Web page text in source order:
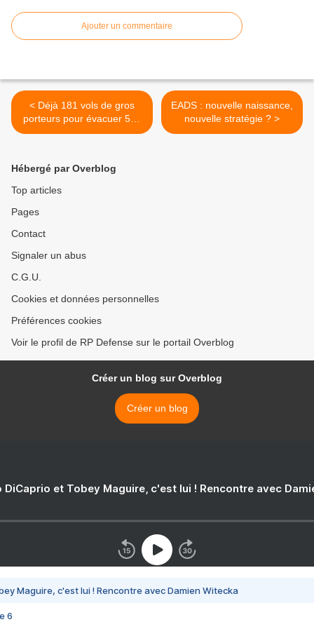
Ajouter un commentaire
< Déjà 181 vols de gros
porteurs pour évacuer 560
véhicules et 490 containers
EADS : nouvelle naissance,
nouvelle stratégie ? >
Hébergé par Overblog
Top articles
Pages
Contact
Signaler un abus
C.G.U.
Cookies et données personnelles
Préférences cookies
Voir le profil de RP Defense sur le portail Overblog
Créer un blog sur Overblog
Créer un blog
DiCaprio et Tobey Maguire, c'est lui ! Rencontre avec
Maguire, c'est lui ! Rencontre avec Damien Witecka
6